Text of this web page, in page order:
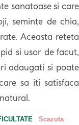
sanatoase si care
seminte de chia,
Aceasta reteta
si usor de facut,
adaugati si poate
sa iti satisfaca
Scazuta